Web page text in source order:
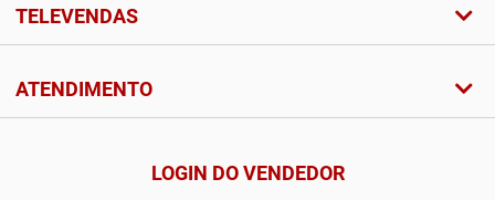
TELEVENDAS
ATENDIMENTO
LOGIN DO VENDEDOR